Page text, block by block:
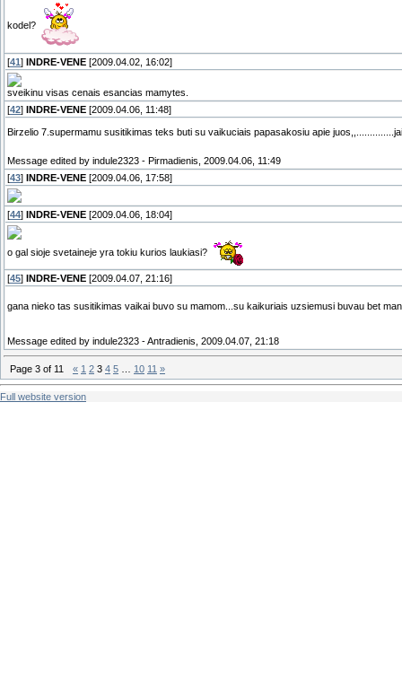
kodel?
[41 ] INDRE-VENE [2009.04.02, 16:02]
sveikinu visas cenais esancias mamytes.
[42] INDRE-VENE [2009.04.06, 11:48]
Birzelio 7.supermamu susitikimas teks buti su vaikuciais papasakosiu apie
Message edited by indule2323 - Pirmadienis, 2009.04.06, 11:49
[43] INDRE-VENE [2009.04.06, 17:58]
[44] INDRE-VENE [2009.04.06, 18:04]
o gal sioje svetaineje yra tokiu kurios laukiasi?
[45] INDRE-VENE [2009.04.07, 21:16]
gana nieko tas susitikimas vaikai buvo su mamom...su kaikuriais uzsiemusi buvau bet
Message edited by indule2323 -Antradienis, 2009.04.07, 21:18
Page 3 of 11 « 1 2 3 4 5 10 11 »
Full website version